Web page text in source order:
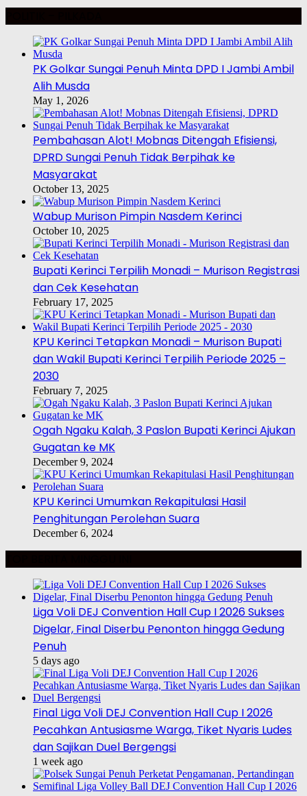
PK Golkar Sungai Penuh Minta DPD I Jambi Ambil
Alih Musda
May 1, 2026
Pembahasan Alot! Mobnas Ditengah Efisiensi,
DPRD Sungai Penuh Tidak Berpihak ke
Masyarakat
October 13, 2025
Wabup Murison Pimpin Nasdem Kerinci
October 10, 2025
Bupati Kerinci Terpilih Monadi – Murison Registrasi
dan Cek Kesehatan
February 17, 2025
KPU Kerinci Tetapkan Monadi – Murison Bupati
dan Wakil Bupati Kerinci Terpilih Periode 2025 –
2030
February 7, 2025
Ogah Ngaku Kalah, 3 Paslon Bupati Kerinci Ajukan
Gugatan ke MK
December 9, 2024
KPU Kerinci Umumkan Rekapitulasi Hasil
Penghitungan Perolehan Suara
December 6, 2024
Liga Voli DEJ Convention Hall Cup I 2026 Sukses
Digelar, Final Diserbu Penonton hingga Gedung
Penuh
5 days ago
Final Liga Voli DEJ Convention Hall Cup I 2026
Pecahkan Antusiasme Warga, Tiket Nyaris Ludes
dan Sajikan Duel Bergengsi
1 week ago